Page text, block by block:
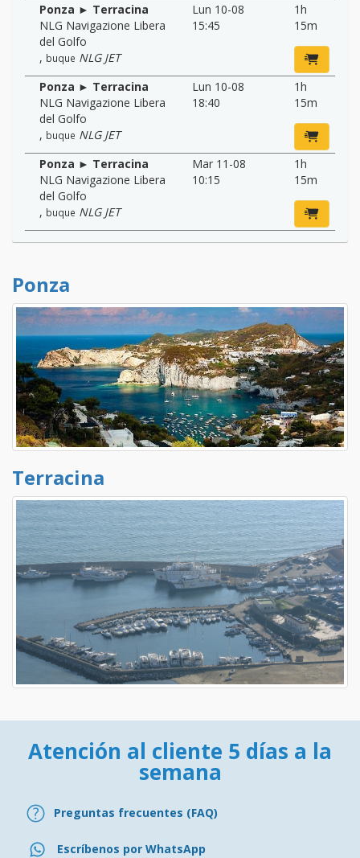
Ponza ► Terracina
NLG Navigazione Libera
del Golfo
, buque NLG JET
Lun 10-08
15:45
1h
15m
Ponza ► Terracina
NLG Navigazione Libera
del Golfo
, buque NLG JET
Lun 10-08
18:40
1h
15m
Ponza ► Terracina
NLG Navigazione Libera
del Golfo
, buque NLG JET
Mar 11-08
10:15
1h
15m
Ponza
Terracina
Atención al cliente 5 días a la
semana
Preguntas frecuentes (FAQ)
Escríbenos por WhatsApp